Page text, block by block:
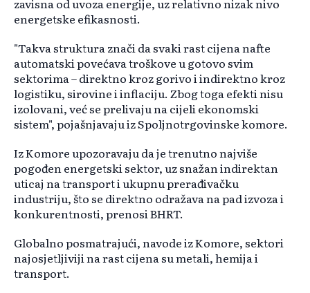
zavisna od uvoza energije, uz relativno nizak nivo
energetske efikasnosti.
"Takva struktura znači da svaki rast cijena nafte
automatski povećava troškove u gotovo svim
sektorima – direktno kroz gorivo i indirektno kroz
logistiku, sirovine i inflaciju. Zbog toga efekti nisu
izolovani, već se prelivaju na cijeli ekonomski
sistem", pojašnjavaju iz Spoljnotrgovinske komore.
Iz Komore upozoravaju da je trenutno najviše
pogođen energetski sektor, uz snažan indirektan
uticaj na transport i ukupnu prerađivačku
industriju, što se direktno odražava na pad izvoza i
konkurentnosti, prenosi BHRT.
Globalno posmatrajući, navode iz Komore, sektori
najosjetljiviji na rast cijena su metali, hemija i
transport.